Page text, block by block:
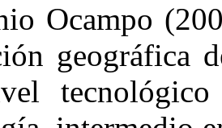
Ocampo
geográfica